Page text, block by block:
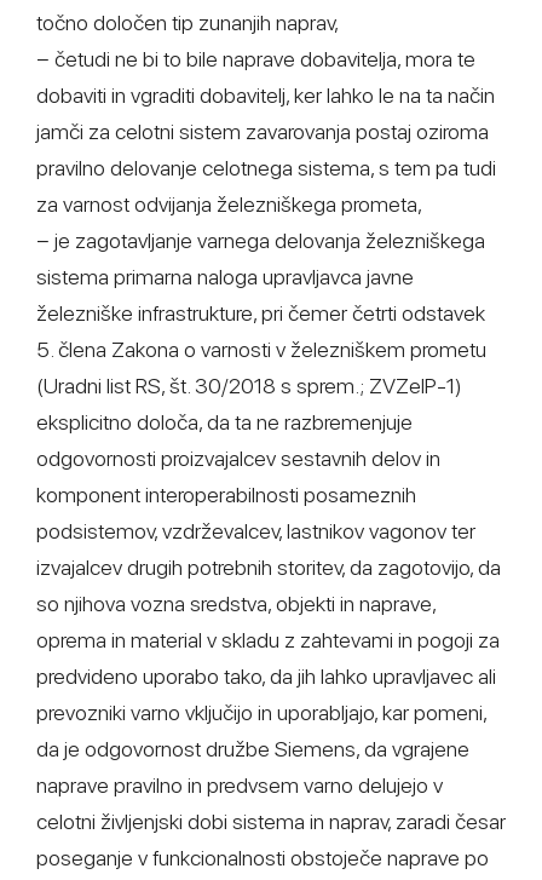
točno določen tip zunanjih naprav,
− četudi ne bi to bile naprave dobavitelja, mora te
dobaviti in vgraditi dobavitelj, ker lahko le na ta način
jamči za celotni sistem zavarovanja postaj oziroma
pravilno delovanje celotnega sistema, s tem pa tudi
za varnost odvijanja železniškega prometa,
− je zagotavljanje varnega delovanja železniškega
sistema primarna naloga upravljavca javne
železniške infrastrukture, pri čemer četrti odstavek
5. člena Zakona o varnosti v železniškem prometu
(Uradni list RS, št. 30/2018 s sprem.; ZVZelP-1)
eksplicitno določa, da ta ne razbremenjuje
odgovornosti proizvajalcev sestavnih delov in
komponent interoperabilnosti posameznih
podsistemov, vzdrževalcev, lastnikov vagonov ter
izvajalcev drugih potrebnih storitev, da zagotovijo, da
so njihova vozna sredstva, objekti in naprave,
oprema in material v skladu z zahtevami in pogoji za
predvideno uporabo tako, da jih lahko upravljavec ali
prevozniki varno vključijo in uporabljajo, kar pomeni,
da je odgovornost družbe Siemens, da vgrajene
naprave pravilno in predvsem varno delujejo v
celotni življenjski dobi sistema in naprav, zaradi česar
poseganje v funkcionalnosti obstoječe naprave po